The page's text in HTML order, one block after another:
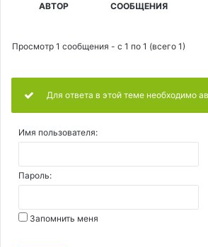
АВТОР СООБЩЕНИЯ
Просмотр 1 сообщения - с 1 по 1 (всего 1)
Для ответа в этой теме необходимо
Имя пользователя:
Пароль:
Запомнить меня